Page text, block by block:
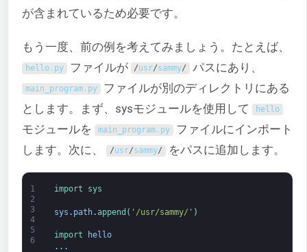
が含まれているため必要です。
もう一度、前の例を考えてみましょう。たとえば、
hello. py ファイルが /usr/sammy/ パスにあり、
main_program. py ファイルが別のディレクトリにある
とします。まず、sysモジュールを使用して
hello
モジュールを main_program. py ファイルにインポート
します。次に、
/usr/sammy/ をパスに追加します。
1
2
3
4
5
6
import sys
sys . path.append ( '/usr/sammy/' )
import
hello
. . .